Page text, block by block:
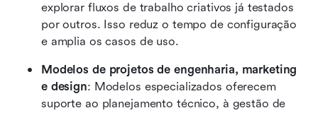
explorar fluxos de trabalho criativos já testados
por outros. Isso reduz o tempo de configuração
e amplia os casos de uso.
Modelos de projetos de engenharia, marketing
e design: Modelos especializados oferecem
suporte ao planejamento técnico, à gestão de